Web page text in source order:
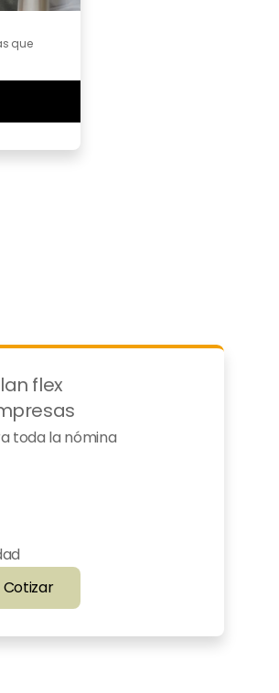
que
flex
toda la nómina
Cotizar